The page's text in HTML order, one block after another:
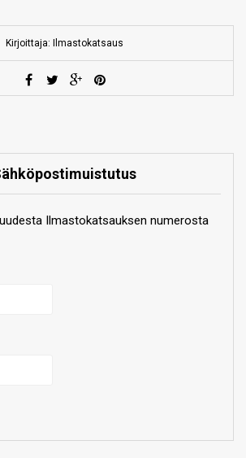
Kirjoittaja: Ilmastokatsaus
Ilmastokatsauksen numerosta